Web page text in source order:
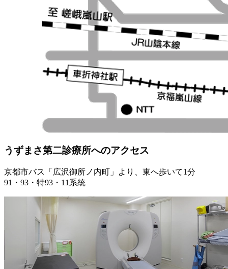
うずまさ第二診療所へのアクセス
京都市バス「広沢御所ノ内町」より、東へ歩いて1分
91・93・特93・11系統